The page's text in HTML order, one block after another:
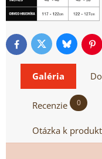
FacebookTwitterBluesky
Galéria
Recenzie 0
Otázka k